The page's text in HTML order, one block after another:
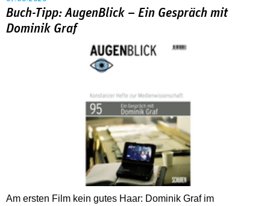
Buch-Tipp: AugenBlick – Ein Gespräch mit
Dominik Graf
Am ersten Film kein gutes Haar: Dominik Graf im